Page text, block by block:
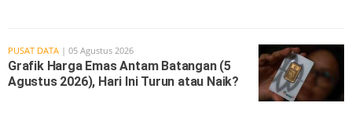
PUSAT DATA | 05 Agustus 2026
Grafik Harga Emas Antam Batangan (5
Agustus 2026), Hari Ini Turun atau Naik?